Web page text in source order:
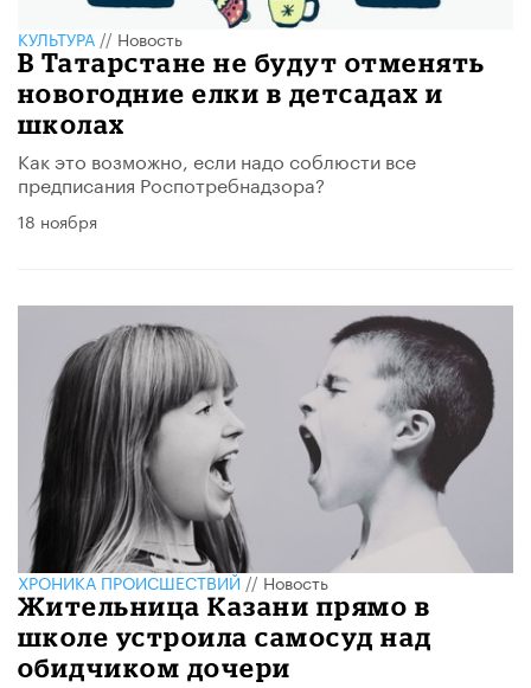
КУЛЬТУРА // Новость
В Татарстане не будут отменять
новогодние елки в детсадах и
школах
Как это возможно, если надо соблюсти все
предписания Роспотребнадзора?
18 ноября
ХРОНИКА ПРОИСШЕСТВИЙ//Новость
Жительница Казани прямо в
школе устроила самосуд над
обидчиком дочери